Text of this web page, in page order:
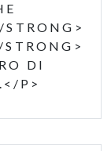
DI
P>